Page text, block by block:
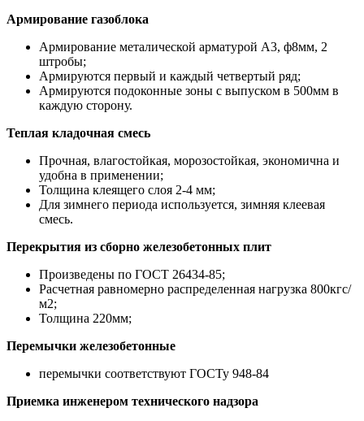
Армирование газоблока
Армирование металической арматурой А3, ф8мм, 2
штробы;
Армируются первый и каждый четвертый ряд;
Армируются подоконные зоны с выпуском в 500мм в
каждую сторону.
Теплая кладочная смесь
Прочная, влагостойкая, морозостойкая, экономична и
удобна в применении;
Толщина клеящего слоя 2-4 мм;
Для зимнего периода используется, зимняя клеевая
смесь.
Перекрытия из сборно железобетонных плит
Произведены по ГОСТ 26434-85;
Расчетная равномерно распределенная нагрузка 800кгс/
м2;
Толщина 220мм;
Перемычки железобетонные
перемычки соответствуют ГОСТу 948-84
Приемка инженером технического надзора